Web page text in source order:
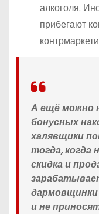
алкоголя.
прибегают
А ещё можно
бонусных
халявщики
тогда, когда
скидка и
и не